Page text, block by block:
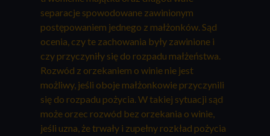
separacje spowodowane zawinionym
postępowaniem jednego z małżonków. Sąd
ocenia, czy te zachowania były zawinione i
czy przyczyniły się do rozpadu małżeństwa.
Rozwód z orzekaniem o winie nie jest
możliwy, jeśli oboje małżonkowie przyczynili
się do rozpadu pożycia. W takiej sytuacji sąd
może orzec rozwód bez orzekania o winie,
jeśli uzna, że trwały i zupełny rozkład pożycia